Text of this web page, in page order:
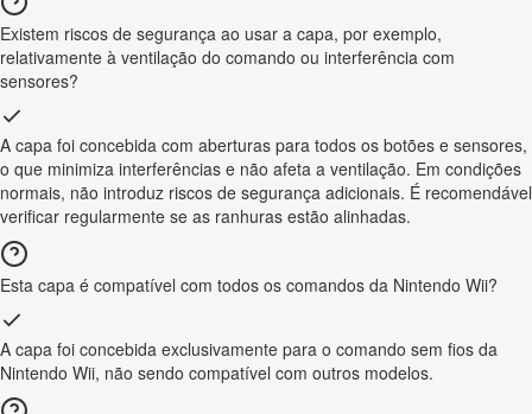
Existem riscos de segurança ao usar a capa, por exemplo,
relativamente à ventilação do comando ou interferência com
sensores?
A capa foi concebida com aberturas para todos os botões e sensores,
o que minimiza interferências e não afeta a ventilação. Em condições
normais, não introduz riscos de segurança adicionais. É recomendável
verificar regularmente se as ranhuras estão alinhadas.
Esta capa é compatível com todos os comandos da Nintendo Wii?
A capa foi concebida exclusivamente para o comando sem fios da
Nintendo Wii, não sendo compatível com outros modelos.